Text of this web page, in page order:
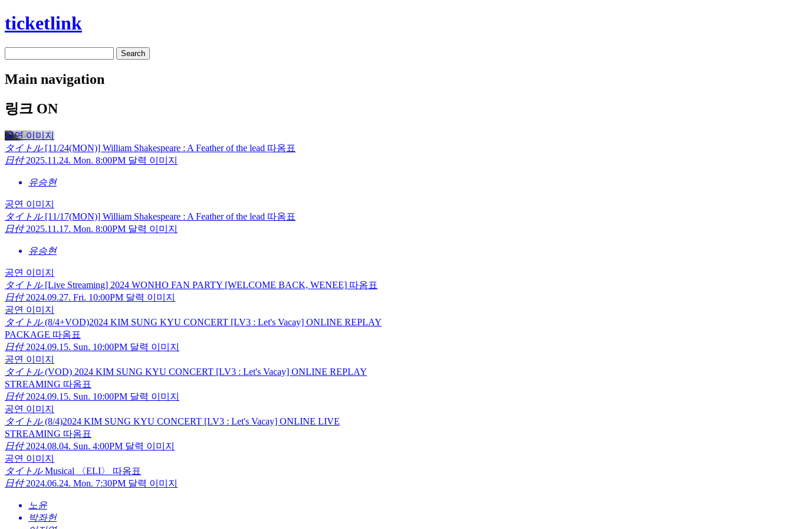
ticketlink
Search
Main navigation
링크 ON
공연 이미지
タイトル [11/24(MON)] William Shakespeare : A Feather of the lead 따옴표
日付 2025.11.24. Mon. 8:00PM 달력 이미지
유승현
공연 이미지
タイトル [11/17(MON)] William Shakespeare : A Feather of the lead 따옴표
日付 2025.11.17. Mon. 8:00PM 달력 이미지
유승현
공연 이미지
タイトル [Live Streaming] 2024 WONHO FAN PARTY [WELCOME BACK, WENEE] 따옴표
日付 2024.09.27. Fri. 10:00PM 달력 이미지
공연 이미지
タイトル (8/4+VOD)2024 KIM SUNG KYU CONCERT [LV3 : Let's Vacay] ONLINE REPLAY
PACKAGE 따옴표
日付 2024.09.15. Sun. 10:00PM 달력 이미지
공연 이미지
タイトル (VOD) 2024 KIM SUNG KYU CONCERT [LV3 : Let's Vacay] ONLINE REPLAY
STREAMING 따옴표
日付 2024.09.15. Sun. 10:00PM 달력 이미지
공연 이미지
タイトル (8/4)2024 KIM SUNG KYU CONCERT [LV3 : Let's Vacay] ONLINE LIVE
STREAMING 따옴표
日付 2024.08.04. Sun. 4:00PM 달력 이미지
공연 이미지
タイトル Musical 〈ELI〉
따옴표
日付 2024.06.24. Mon. 7:30PM 달력 이미지
노윤
박좌헌